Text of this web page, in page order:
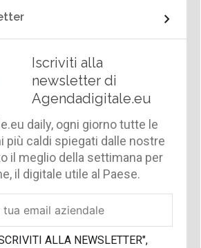
Iscriviti alla
newsletter di
Agendadigitale.eu
daily, ogni giorno tutte le
più caldi spiegati dalle nostre
il meglio della settimana per
il digitale utile al Paese.
ALLA NEWSLETTER",